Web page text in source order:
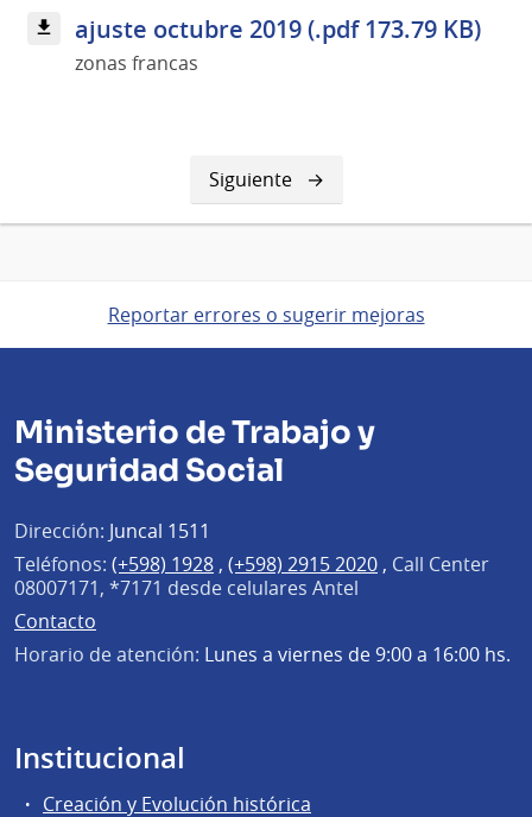
ajuste octubre 2019 (.pdf 173.79 KB)
zonas francas
Siguiente
página
Siguiente
Reportar errores o sugerir mejoras
Ministerio de Trabajo y
Seguridad Social
Dirección: Juncal 1511
Teléfonos: (+598) 1928 , (+598) 2915 2020 , Call Center
08007171, *7171 desde celulares Antel
Contacto
Horario de atención: Lunes a viernes de 9:00 a 16:00 hs.
Institucional
Creación y Evolución histórica